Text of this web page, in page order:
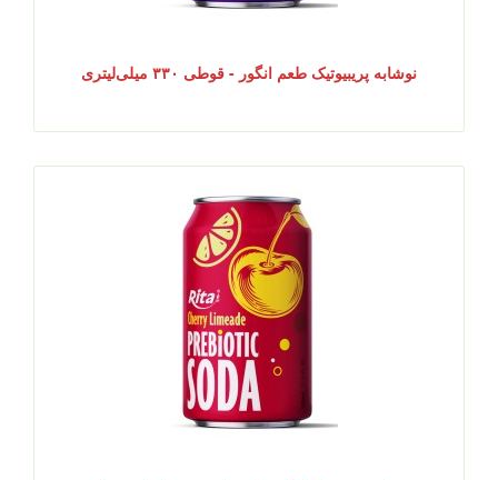
نوشابه پریبیوتیک طعم انگور - قوطی ۳۳۰ میلی‌لیتری